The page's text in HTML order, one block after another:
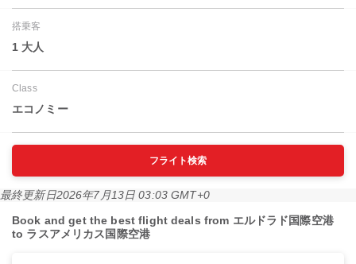
搭乗客
1 大人
Class
エコノミー
フライト検索
最終更新日2026年7月13日 03:03 GMT+0
Book and get the best flight deals from エルドラド国際空港
to ラスアメリカス国際空港